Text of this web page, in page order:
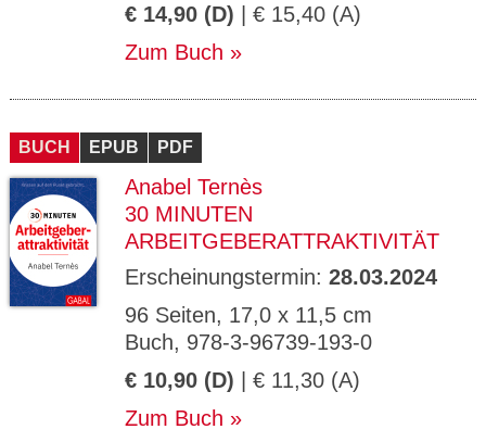
€ 14,90 (D) | € 15,40 (A)
Zum Buch
BUCH EPUB PDF
Anabel Ternès
30 MINUTEN
ARBEITGEBERATTRAKTIVITÄT
Erscheinungstermin: 28.03.2024
96 Seiten, 17,0 x 11,5 cm
Buch, 978-3-96739-193-0
€ 10,90 (D) | € 11,30 (A)
Zum Buch